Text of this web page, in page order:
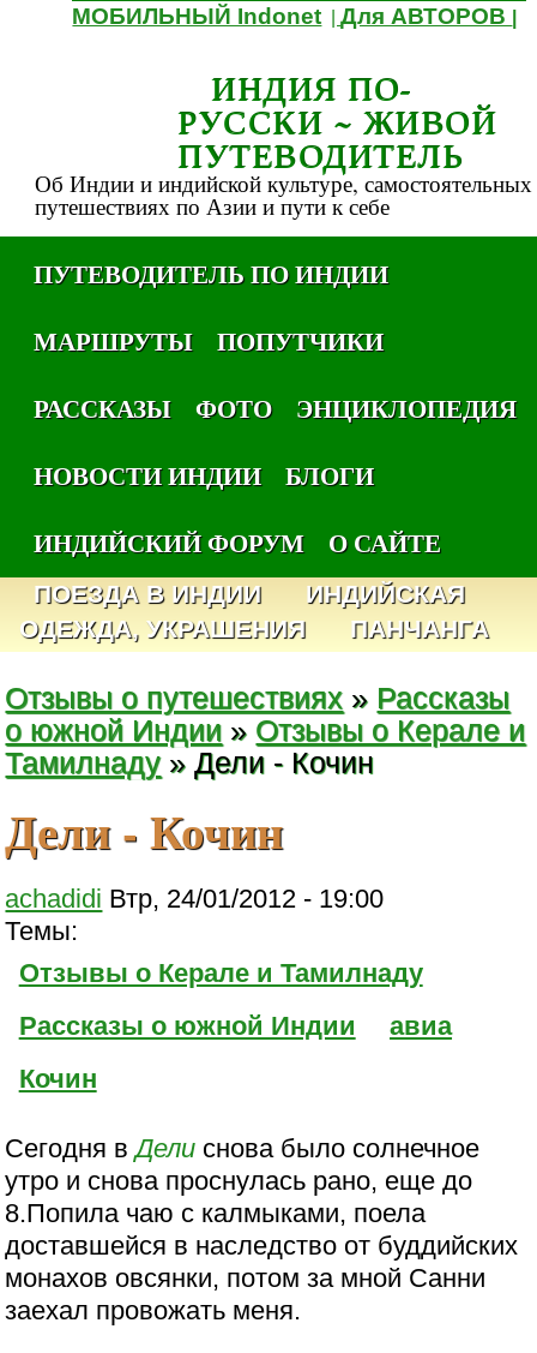
МОБИЛЬНЫЙ Indonet |Для АВТОРОВ
ИНДИЯ ПО-
РУССКИ ~ ЖИВОЙ
ПУТЕВОДИТЕЛЬ
Об Индии и индийской культуре, самостоятельных
путешествиях по Азии и пути к себе
ПУТЕВОДИТЕЛЬ ПО ИНДИИ
МАРШРУТЫ
ПОПУТЧИКИ
РАССКАЗЫ
ФОТО
ЭНЦИКЛОПЕДИЯ
НОВОСТИ ИНДИИ
БЛОГИ
ИНДИЙСКИЙ ФОРУМ
О САЙТЕ
ПОЕЗДА В ИНДИИ
ИНДИЙСКАЯ
ОДЕЖДА, УКРАШЕНИЯ
ПАНЧАНГА
Отзывы о путешествиях » Рассказы
о южной Индии » Отзывы о Керале и
Тамилнаду» Дели - Кочин
Дели - Кочин
achadidi Втр, 24/01/2012 - 19:00
Темы:
Отзывы о Керале и Тамилнаду
Рассказы о южной Индии
авиа
Кочин
Сегодня вДели снова было солнечное
утро и снова проснулась рано, еще до
8.Попила чаю с калмыками, поела
доставшейся в наследство от буддийских
монахов овсянки, потом за мной Санни
заехал провожать меня.